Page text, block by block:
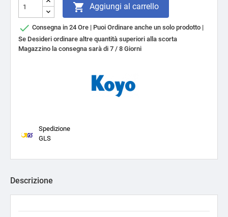
 Aggiungi al carrello
 Consegna in 24 Ore | Puoi Ordinare anche un solo prodotto |
Se Desideri ordinare altre quantità superiori alla scorta
Magazzino la consegna sarà di 7 / 8 Giorni
Spedizione
GLS
Descrizione